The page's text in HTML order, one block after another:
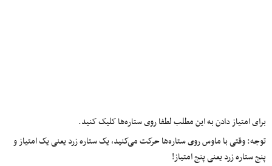
برای امتیاز دادن به این مطلب لطفا روی ستاره‌ها کلیک کنید.
توجه: وقتی با ماوس روی ستاره‌ها حرکت می‌کنید، یک ستاره زرد یعنی یک امتیاز و
پنج ستاره زرد یعنی پنج امتیاز!